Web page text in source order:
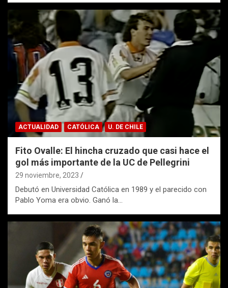
ACTUALIDAD CATÓLICA U. DE CHILE
Fito Ovalle: El hincha cruzado que casi hace el
gol más importante de la UC de Pellegrini
29 noviembre, 2023
Debutó en Universidad Católica en 1989 y el parecido con
Pablo Yoma era obvio. Ganó la…